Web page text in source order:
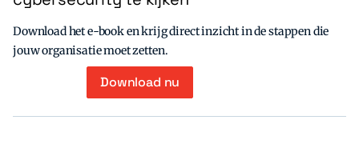
Download het e-book en krijg direct inzicht in de stappen die
jouw organisatie moet zetten.
Download nu